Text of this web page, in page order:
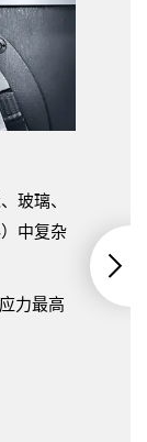
玻璃、
中复杂
力最高